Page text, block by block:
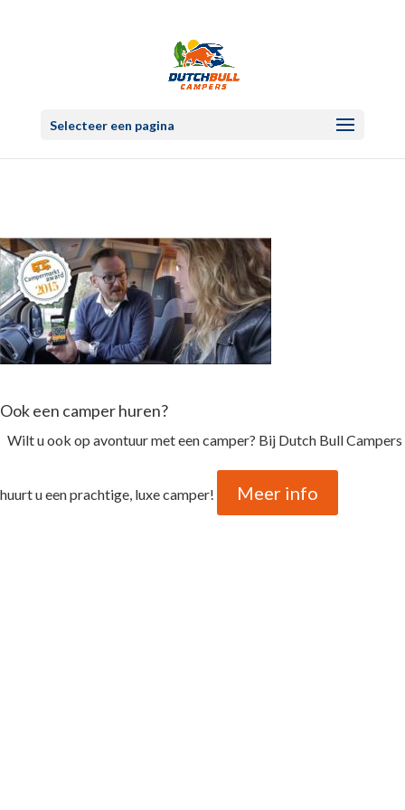
Selecteer een pagina
Ook een camper huren?
Wilt u ook op avontuur met een camper? Bij Dutch Bull Campers
huurt u een prachtige, luxe camper! Meer info